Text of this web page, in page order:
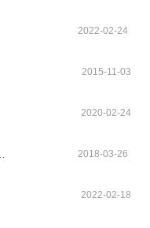
2022-02-24
2015-11-03
2020-02-24
2018-03-26
2022-02-18